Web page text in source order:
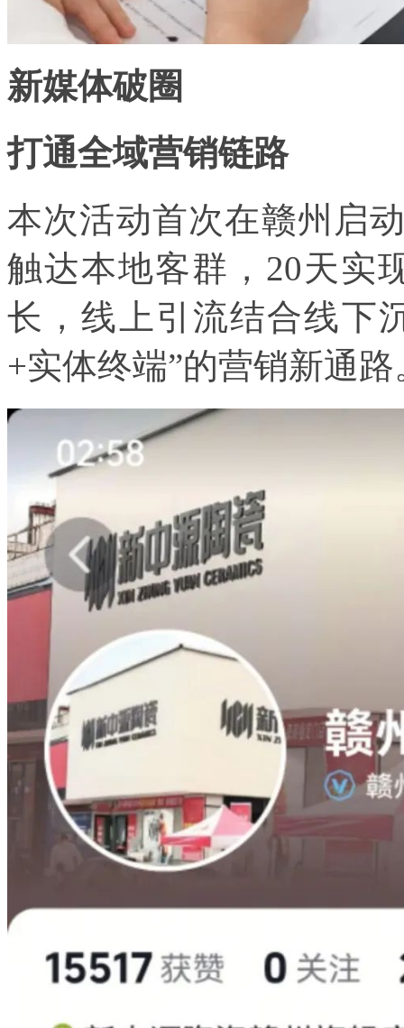
新媒体破圈
打通全域营销链路
本次活动首次在赣州启
触达本地客群，20天实
长，线上引流结合线下
+实体终端”的营销新通路